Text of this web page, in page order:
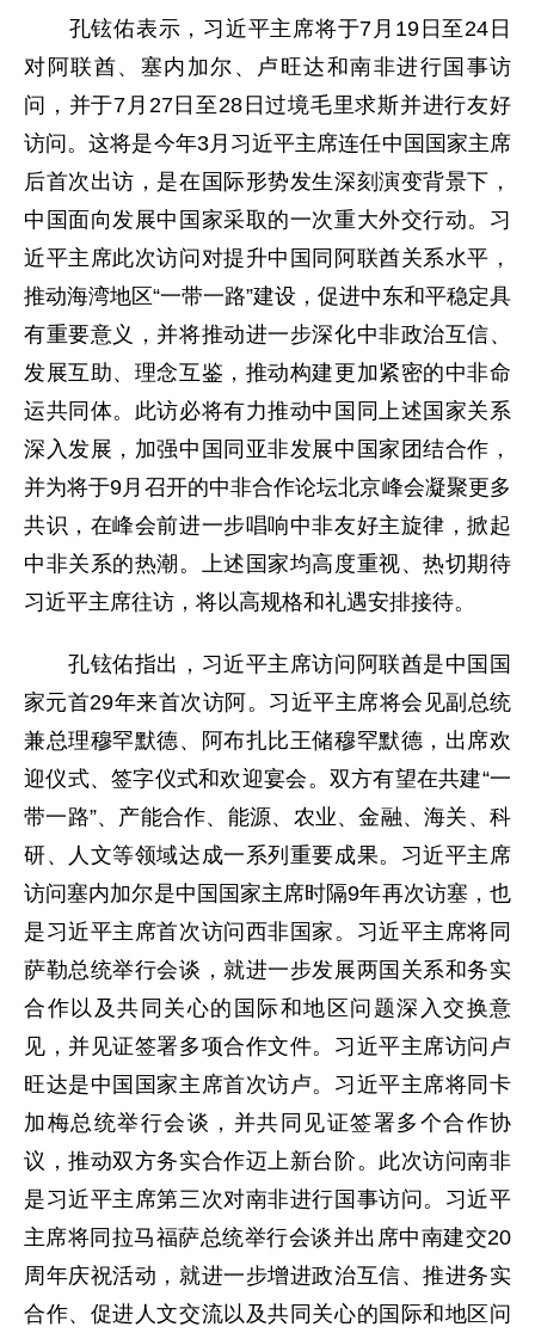
孔铉佑表示，习近平主席将于7月19日至24日
对阿联酋、塞内加尔、卢旺达和南非进行国事访
问，并于7月27日至28日过境毛里求斯并进行友好
访问。这将是今年3月习近平主席连任中国国家主席
后首次出访，是在国际形势发生深刻演变背景下，
中国面向发展中国家采取的一次重大外交行动。习
近平主席此次访问对提升中国同阿联酋关系水平，
推动海湾地区“一带一路”建设，促进中东和平稳定具
有重要意义，并将推动进一步深化中非政治互信、
发展互助、理念互鉴，推动构建更加紧密的中非命
运共同体。此访必将有力推动中国同上述国家关系
深入发展，加强中国同亚非发展中国家团结合作，
并为将于9月召开的中非合作论坛北京峰会凝聚更多
共识，在峰会前进一步唱响中非友好主旋律，掀起
中非关系的热潮。上述国家均高度重视、热切期待
习近平主席往访，将以高规格和礼遇安排接待。
孔铉佑指出，习近平主席访问阿联酋是中国国
家元首29年来首次访阿。习近平主席将会见副总统
兼总理穆罕默德、阿布扎比王储穆罕默德，出席欢
迎仪式、签字仪式和欢迎宴会。双方有望在共建“一
带一路”、产能合作、能源、农业、金融、海关、科
研、人文等领域达成一系列重要成果。习近平主席
访问塞内加尔是中国国家主席时隔9年再次访塞，也
是习近平主席首次访问西非国家。习近平主席将同
萨勒总统举行会谈，就进一步发展两国关系和务实
合作以及共同关心的国际和地区问题深入交换意
见，并见证签署多项合作文件。习近平主席访问卢
旺达是中国国家主席首次访卢。习近平主席将同卡
加梅总统举行会谈，并共同见证签署多个合作协
议，推动双方务实合作迈上新台阶。此次访问南非
是习近平主席第三次对南非进行国事访问。习近平
主席将同拉马福萨总统举行会谈并出席中南建交20
周年庆祝活动，就进一步增进政治互信、推进务实
合作、促进人文交流以及共同关心的国际和地区问